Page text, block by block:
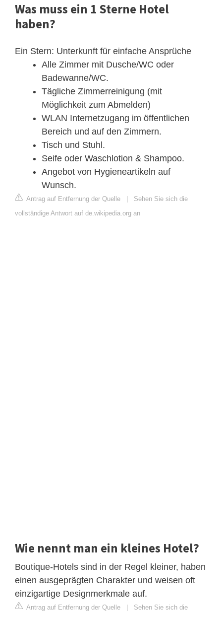
Was muss ein 1 Sterne Hotel
haben?
Ein Stern: Unterkunft für einfache Ansprüche
Alle Zimmer mit Dusche/WC oder
Badewanne/WC.
Tägliche Zimmerreinigung (mit
Möglichkeit zum Abmelden)
WLAN Internetzugang im öffentlichen
Bereich und auf den Zimmern.
Tisch und Stuhl.
Seife oder Waschlotion & Shampoo.
Angebot von Hygieneartikeln auf
Wunsch.
Antrag auf Entfernung der Quelle | Sehen Sie sich die
vollständige Antwort auf de.wikipedia.org an
Wie nennt man ein kleines Hotel?
Boutique-Hotels sind in der Regel kleiner, haben
einen ausgeprägten Charakter und weisen oft
einzigartige Designmerkmale auf.
Antrag auf Entfernung der Quelle | Sehen Sie sich die